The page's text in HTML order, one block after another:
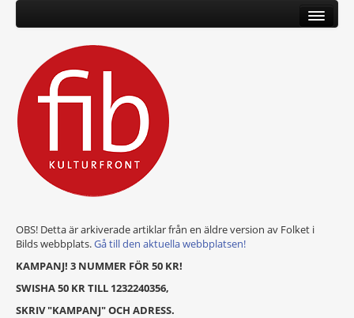
OBS! Detta är arkiverade artiklar från en äldre version av Folket i
Bilds webbplats.Gå till den aktuella webbplatsen!
KAMPANJ! 3 NUMMER FÖR 50 KR!
SWISHA 50 KR TILL 1232240356,
SKRIV "KAMPANJ" OCH ADRESS.